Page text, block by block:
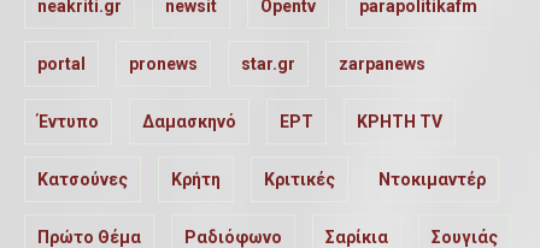
neakriti.gr newsit Opentv parapolitikafm
portal pronews star.gr zarpanews
Έντυπο Δαμασκηνό ΕΡΤ ΚΡΗΤΗ TV
Κατσούνες Κρήτη Κριτικές Ντοκιμαντέρ
Πρώτο Θέμα Ραδιόφωνο Σαρίκια Σουγιάς